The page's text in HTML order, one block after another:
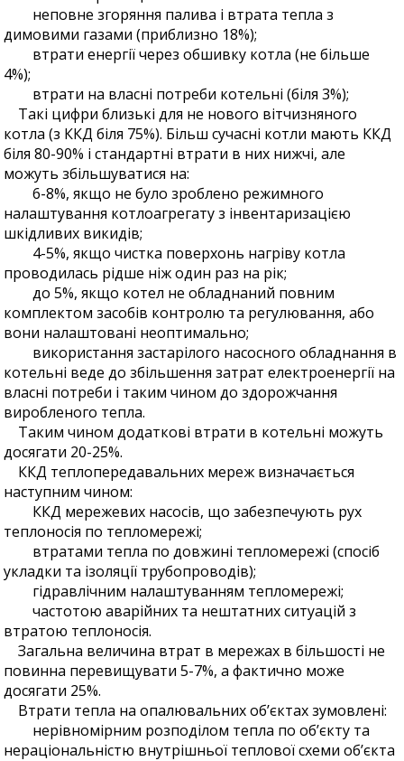
неповне згоряння палива і втрата тепла з
димовими газами (приблизно 18%);
втрати енергії через обшивку котла (не більше
4%);
втрати на власні потреби котельні (біля 3%);
Такі цифри близькі для не нового вітчизняного
котла (з ККД біля 75%). Більш сучасні котли мають ККД
біля 80-90% і стандартні втрати в них нижчі, але
можуть збільшуватися на:
6-8%, якщо не було зроблено режимного
налаштування котлоагрегату з інвентаризацією
шкідливих викидів;
4-5%, якщо чистка поверхонь нагріву котла
проводилась рідше ніж один раз на рік;
до 5%, якщо котел не обладнаний повним
комплектом засобів контролю та регулювання, або
вони налаштовані неоптимально;
використання застарілого насосного обладнання в
котельні веде до збільшення затрат електроенергії на
власні потреби і таким чином до здорожчання
виробленого тепла.
Таким чином додаткові втрати в котельні можуть
досягати 20-25%.
ККД теплопередавальних мереж визначається
наступним чином:
ККД мережевих насосів, що забезпечують рух
теплоносія по тепломережі;
втратами тепла по довжині тепломережі (спосіб
укладки та ізоляції трубопроводів);
гідравлічним налаштуванням тепломережі;
частотою аварійних та нештатних ситуацій з
втратою теплоносія.
Загальна величина втрат в мережах в більшості не
повинна перевищувати 5-7%, а фактично може
досягати 25%.
Втрати тепла на опалювальних об’єктах зумовлені:
нерівномірним розподілом тепла по об’єкту та
нераціональністю внутрішньої теплової схеми об’єкта